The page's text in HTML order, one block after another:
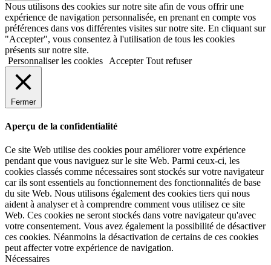
Nous utilisons des cookies sur notre site afin de vous offrir une
expérience de navigation personnalisée, en prenant en compte vos
préférences dans vos différentes visites sur notre site. En cliquant sur
"Accepter", vous consentez à l'utilisation de tous les cookies
présents sur notre site.
Personnaliser les cookies
Accepter Tout refuser
Fermer
Aperçu de la confidentialité
Ce site Web utilise des cookies pour améliorer votre expérience
pendant que vous naviguez sur le site Web. Parmi ceux-ci, les
cookies classés comme nécessaires sont stockés sur votre navigateur
car ils sont essentiels au fonctionnement des fonctionnalités de base
du site Web. Nous utilisons également des cookies tiers qui nous
aident à analyser et à comprendre comment vous utilisez ce site
Web. Ces cookies ne seront stockés dans votre navigateur qu'avec
votre consentement. Vous avez également la possibilité de désactiver
ces cookies. Néanmoins la désactivation de certains de ces cookies
peut affecter votre expérience de navigation.
Nécessaires